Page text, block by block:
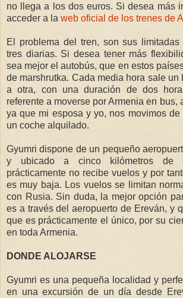
no llega a los dos euros. Si desea más
acceder a la web oficial de los trenes de
El problema del tren, son sus limitadas
tres diarias. Si desea tener más
sea mejor el autobús, que en estos
de marshrutka. Cada media hora sale un
a otra, con una duración de dos
referente a moverse por Armenia en bus,
ya que mi esposa y yo, nos movimos
un coche alquilado.
Gyumri dispone de un pequeño
y ubicado a cinco kilómetros de
prácticamente no recibe vuelos y por
es muy baja. Los vuelos se limitan
con Rusia. Sin duda, la mejor opción
es a través del aeropuerto de Ereván, y
que es prácticamente el único, por su
en toda Armenia.
DONDE ALOJARSE
Gyumri es una pequeña localidad y
en una excursión de un día desde